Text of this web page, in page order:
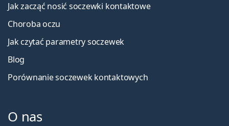
Jak zacząć nosić soczewki kontaktowe
Choroba oczu
Jak czytać parametry soczewek
Blog
Porównanie soczewek kontaktowych
O nas